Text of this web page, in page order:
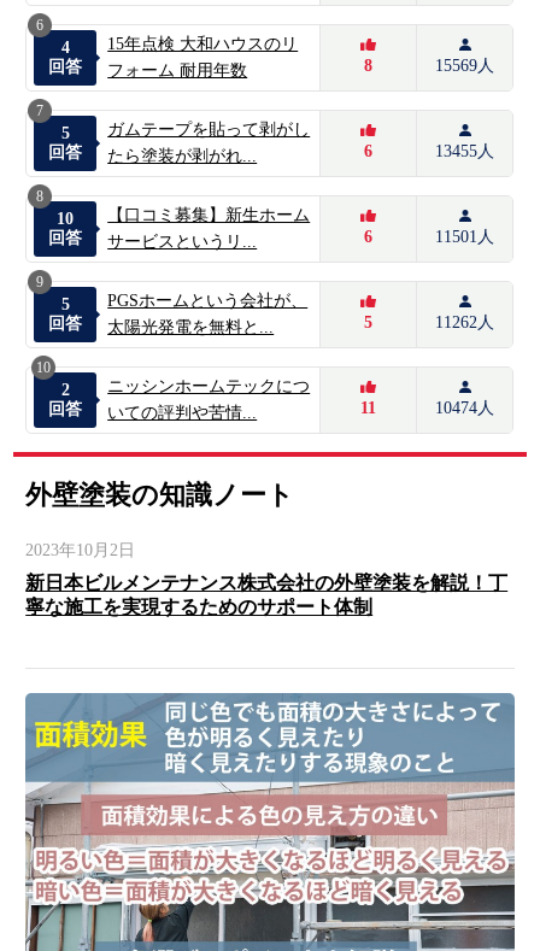
6
4
回答
15年点検 大和ハウスのリ
フォーム 耐用年数
8 15569人
7
5
回答
ガムテープを貼って剥がし
たら塗装が剥がれ...
6 13455人
8
10
回答
【口コミ募集】新生ホーム
サービスというリ...
6 11501人
9
5
回答
PGSホームという会社が、
太陽光発電を無料と...
5 11262人
10
2
回答
ニッシンホームテックにつ
いての評判や苦情...
11 10474人
外壁塗装の知識ノート
2023年10月2日
新日本ビルメンテナンス株式会社の外壁塗装を解説！丁
寧な施工を実現するためのサポート体制